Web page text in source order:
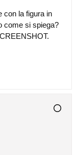
con la figura in
come si spiega?